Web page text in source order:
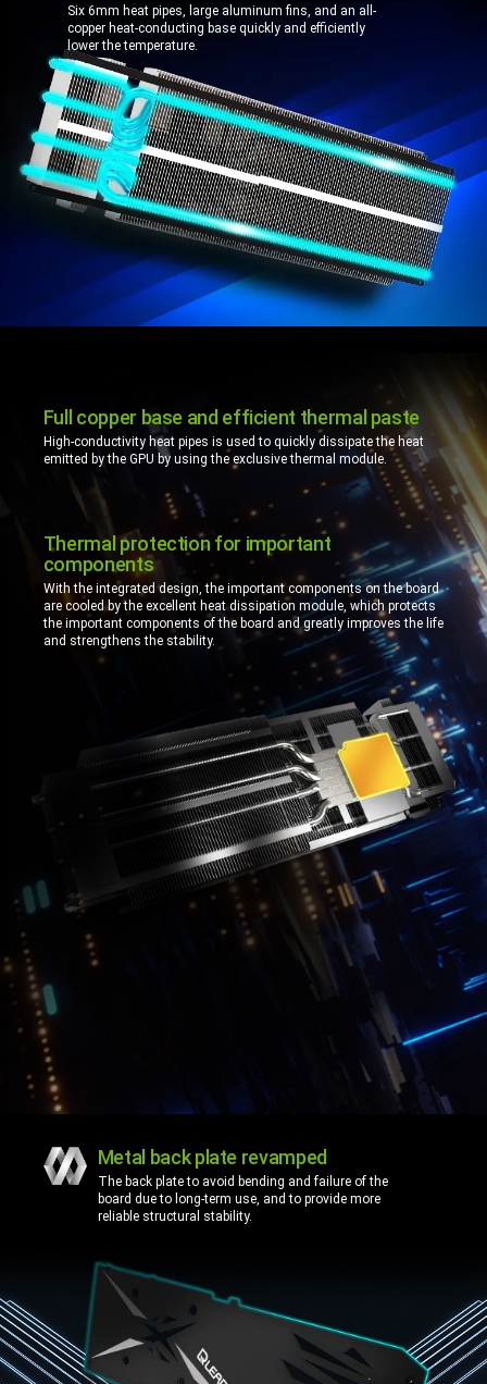
Six 6mm heat pipes, large aluminum fins, and an all-
copper heat-conducting base quickly and efficiently
lower the temperature.
Full copper base and efficient thermal paste
High-conductivity heat pipes is used to quickly dissipate the heat
emitted by the GPU by using the exclusive thermal module.
Thermal protection for important
components
With the integrated design, the important components on the board
are cooled by the excellent heat dissipation module, which protects
the important components of the board and greatly improves the life
and strengthens the stability.
Metal back plate revamped
The back plate to avoid bending and failure of the
board due to long-term use, and to provide more
reliable structural stability.